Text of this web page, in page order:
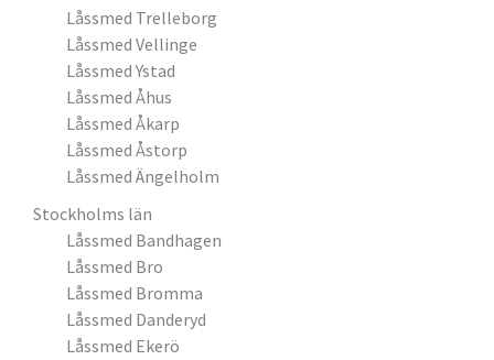
Låssmed Trelleborg
Låssmed Vellinge
Låssmed Ystad
Låssmed Åhus
Låssmed Åkarp
Låssmed Åstorp
Låssmed Ängelholm
Stockholms län
Låssmed Bandhagen
Låssmed Bro
Låssmed Bromma
Låssmed Danderyd
Låssmed Ekerö